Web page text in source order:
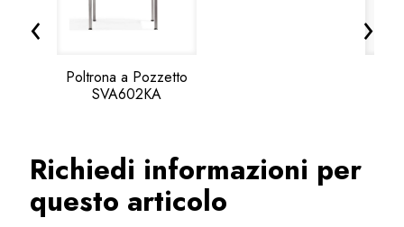
Poltrona a Pozzetto
SVA602KA
‹ ›
Richiedi informazioni per
questo articolo